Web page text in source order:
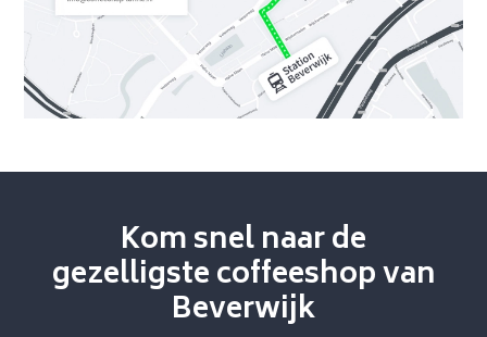
Over Taffne
Coffeeshop
Beverwijk
Openingstijden
Kom snel naar de
gezelligste coffeeshop van
Beverwijk